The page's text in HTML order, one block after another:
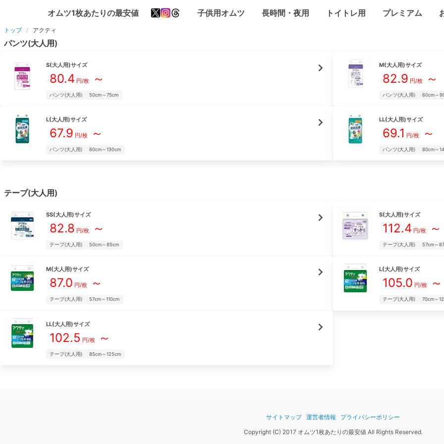
オムツ1枚あたりの最安値 子供用オムツ 長時間・夜用 トイトレ用 プレミアム
トップ アクティ
パンツ(大人用)
S(大人用)サイズ
80.4 円/枚～
パンツ(大人用) 50cm～75cm
M(大人用)サイズ
82.9 円/枚～
パンツ(大人用) 60cm～
L(大人用)サイズ
67.9 円/枚～
パンツ(大人用) 60cm～130cm
LL(大人用)サイズ
69.1 円/枚～
パンツ(大人用) 80cm～
テープ(大人用)
SS(大人用)サイズ
82.8 円/枚～
テープ(大人用) 50cm～85cm
S(大人用)サイズ
112.4 円/枚～
テープ(大人用) 57cm～
M(大人用)サイズ
87.0 円/枚～
テープ(大人用) 57cm～110cm
L(大人用)サイズ
105.0 円/枚～
テープ(大人用) 70cm～
LL(大人用)サイズ
102.5 円/枚～
テープ(大人用) 85cm～125cm
サイトマップ 運営者情報
プライバシーポリシー
Copyright (C) 2017 オムツ1枚あたりの最安値 All Rights Reserved.